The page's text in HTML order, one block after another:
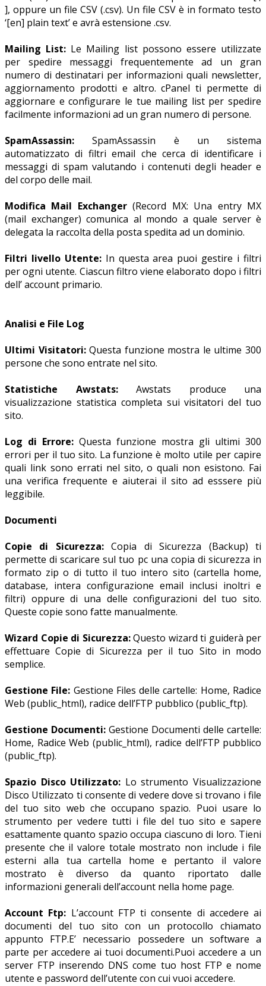
], oppure un file CSV (.csv). Un file CSV è in formato testo
‘[en] plain text’ e avrà estensione .csv.
Mailing List: Le Mailing list possono essere utilizzate
per spedire messaggi frequentemente ad un gran
numero di destinatari per informazioni quali newsletter,
aggiornamento prodotti e altro. cPanel ti permette di
aggiornare e configurare le tue mailing list per spedire
facilmente informazioni ad un gran numero di persone.
SpamAssassin: SpamAssassin è un sistema
automatizzato di filtri email che cerca di identificare i
messaggi di spam valutando i contenuti degli header e
del corpo delle mail.
Modifica Mail Exchanger(Record MX: Una entry MX
(mail exchanger) comunica al mondo a quale server è
delegata la raccolta della posta spedita ad un dominio.
Filtri livello Utente:In questa area puoi gestire i filtri
per ogni utente. Ciascun filtro viene elaborato dopo i filtri
dell’ account primario.
Analisi e File Log
Ultimi Visitatori:Questa funzione mostra le ultime 300
persone che sono entrate nel sito.
Statistiche Awstats:Awstats produce una
visualizzazione statistica completa sui visitatori del tuo
sito.
Log di Errore: Questa funzione mostra gli ultimi 300
errori per il tuo sito. La funzione è molto utile per capire
quali link sono errati nel sito, o quali non esistono. Fai
una verifica frequente e aiuterai il sito ad esssere più
leggibile.
Documenti
Copie di Sicurezza:Copia di Sicurezza (Backup) ti
permette di scaricare sul tuo pc una copia di sicurezza in
formato zip o di tutto il tuo intero sito (cartella home,
database, intera configurazione email inclusi inoltri e
filtri) oppure di una delle configurazioni del tuo sito.
Queste copie sono fatte manualmente.
Wizard Copie di Sicurezza:Questo wizard ti guiderà per
effettuare Copie di Sicurezza per il tuo Sito in modo
semplice.
Gestione File: Gestione Files delle cartelle: Home, Radice
Web (public_html), radice dell’FTP pubblico (public_ftp).
Gestione Documenti: Gestione Documenti delle cartelle:
Home, Radice Web (public_html), radice dell’FTP pubblico
(public_ftp).
Spazio Disco Utilizzato: Lo strumento Visualizzazione
Disco Utilizzato ti consente di vedere dove si trovano i file
del tuo sito web che occupano spazio. Puoi usare lo
strumento per vedere tutti i file del tuo sito e sapere
esattamente quanto spazio occupa ciascuno di loro. Tieni
presente che il valore totale mostrato non include i file
esterni alla tua cartella home e pertanto il valore
mostrato è diverso da quanto riportato dalle
informazioni generali dell’account nella home page.
Account Ftp: L’account FTP ti consente di accedere ai
documenti del tuo sito con un protocollo chiamato
appunto FTP.E’ necessario possedere un software a
parte per accedere ai tuoi documenti.Puoi accedere a un
server FTP inserendo DNS come tuo host FTP e nome
utente e password dell’utente con cui vuoi accedere.